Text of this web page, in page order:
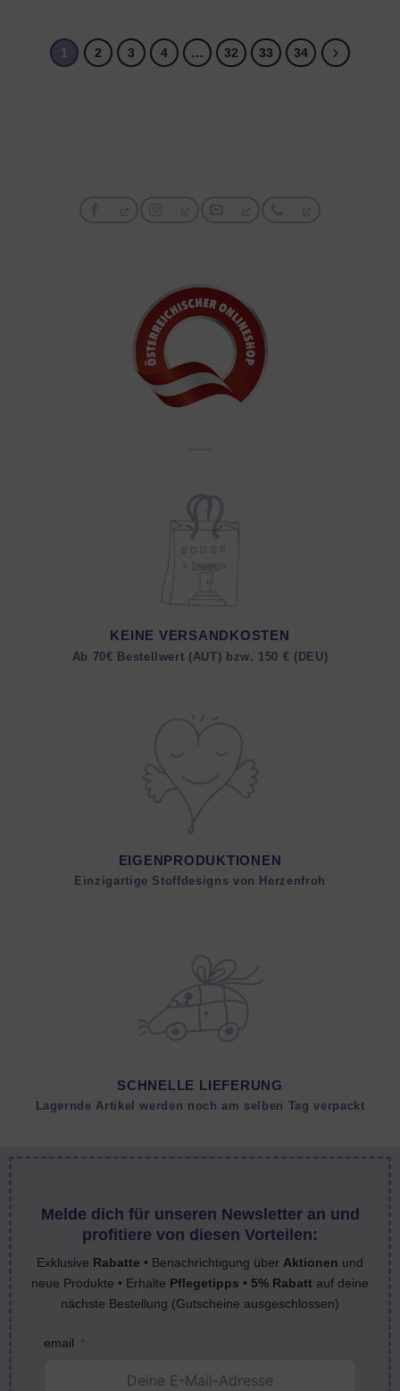
1 2 3 4 … 32 33 34
KEINE VERSANDKOSTEN
Ab 70€ Bestellwert (AUT) bzw. 150 € (DEU)
EIGENPRODUKTIONEN
Einzigartige Stoffdesigns von Herzenfroh
SCHNELLE LIEFERUNG
Lagernde Artikel werden noch am selben Tag verpackt
Melde dich für unseren Newsletter an und
profitiere von diesen Vorteilen:
Exklusive Rabatte • Benachrichtigung über Aktionen und
neue Produkte • Erhalte Pflegetipps • 5% Rabatt auf deine
nächste Bestellung (Gutscheine ausgeschlossen)
email